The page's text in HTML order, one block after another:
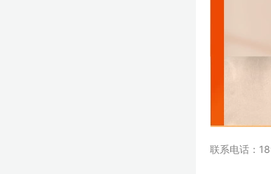
联系电话：